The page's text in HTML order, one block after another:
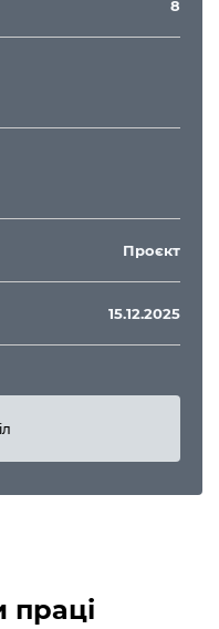
8
Проєкт
15.12.2025
праці